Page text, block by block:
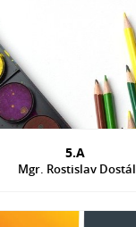
5.A
Mgr. Rostislav Dostál